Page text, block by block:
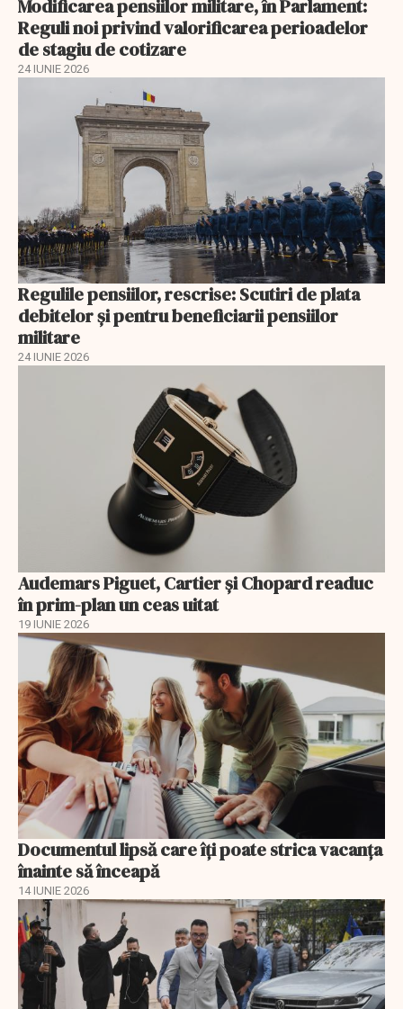
Modificarea pensiilor militare, în Parlament:
Reguli noi privind valorificarea perioadelor
de stagiu de cotizare
24 IUNIE 2026
Regulile pensiilor, rescrise: Scutiri de plata
debitelor și pentru beneficiarii pensiilor
militare
24 IUNIE 2026
Audemars Piguet, Cartier și Chopard readuc
în prim-plan un ceas uitat
19 IUNIE 2026
Documentul lipsă care îți poate strica vacanța
înainte să înceapă
14 IUNIE 2026